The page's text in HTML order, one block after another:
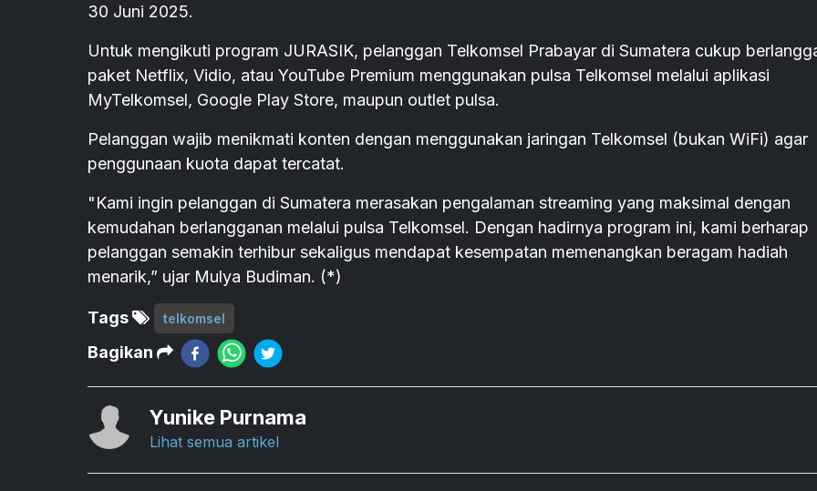
30 Juni 2025.
Untuk mengikuti program JURASIK, pelanggan Telkomsel Prabayar di Sumatera cukup
paket Netflix, Vidio, atau YouTube Premium menggunakan pulsa Telkomsel melalui aplikasi
MyTelkomsel, Google Play Store, maupun outlet pulsa.
Pelanggan wajib menikmati konten dengan menggunakan jaringan Telkomsel (bukan WiFi) agar
penggunaan kuota dapat tercatat.
"Kami ingin pelanggan di Sumatera merasakan pengalaman streaming yang maksimal dengan
kemudahan berlangganan melalui pulsa Telkomsel. Dengan hadirnya program ini, kami berharap
pelanggan semakin terhibur sekaligus mendapat kesempatan memenangkan beragam hadiah
menarik,” ujar Mulya Budiman. (*)
Tags telkomsel
Bagikan
Yunike Purnama
Lihat semua artikel